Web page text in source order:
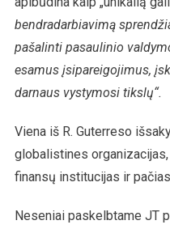
bendradarbiavimą
pašalinti pasaulinio
esamus įsipareigojimus,
darnaus vystymosi tikslų“.
Viena iš R. Guterreso
globalistines
finansų institucijas ir
Neseniai paskelbtame JT